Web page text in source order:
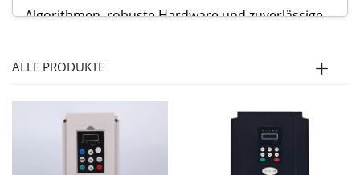
Algorithmen, robuste Hardware und zuverlässige
industriellen Umgebungen einen gleichmäßigen
Unsere VFD-Produktlinie umfasst universell
einsetzbare Antriebe, Antriebe mit Vektorregelung,
kompakte Mini-Antriebe und branchenspezifische
ALLE PRODUKTE